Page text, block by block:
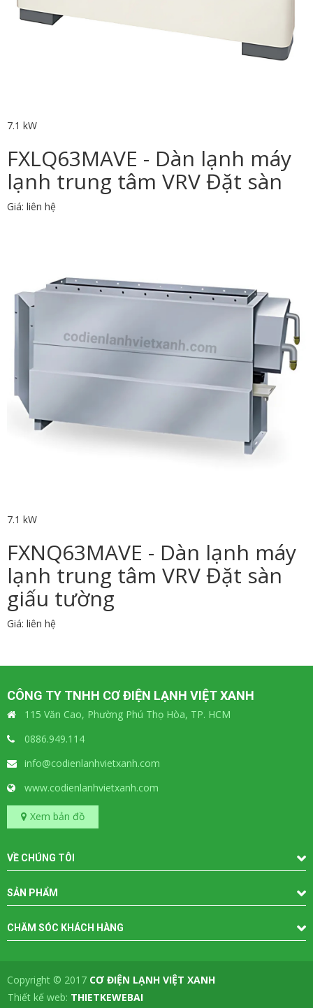
7.1 kW
FXLQ63MAVE - Dàn lạnh máy
lạnh trung tâm VRV Đặt sàn
Giá: liên hệ
7.1 kW
FXNQ63MAVE - Dàn lạnh máy
lạnh trung tâm VRV Đặt sàn
giấu tường
Giá: liên hệ
CÔNG TY TNHH CƠ ĐIỆN LẠNH VIỆT XANH
115 Văn Cao, Phường Phú Thọ Hòa, TP. HCM
0886.949.114
info@codienlanhvietxanh.com
www.codienlanhvietxanh.com
Xem bản đồ
VỀ CHÚNG TÔI
SẢN PHẨM
CHĂM SÓC KHÁCH HÀNG
Copyright © 2017 CƠ ĐIỆN LẠNH VIỆT XANH
Thiết kế web: THIETKEWEBAI